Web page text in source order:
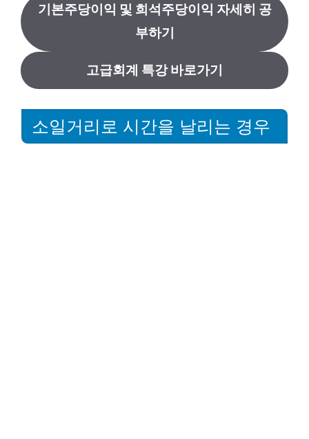
기본주당이익 및 희석주당이익 자세히 공
부하기
고급회계 특강 바로가기
소일거리로 시간을 날리는 경우